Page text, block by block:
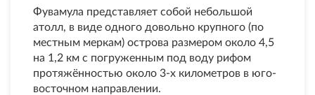
Фувамула представляет собой небольшой
атолл, в виде одного довольно крупного (по
местным меркам) острова размером около 4,5
на 1,2 км с погруженным под воду рифом
протяжённостью около 3-х километров в юго-
восточном направлении.